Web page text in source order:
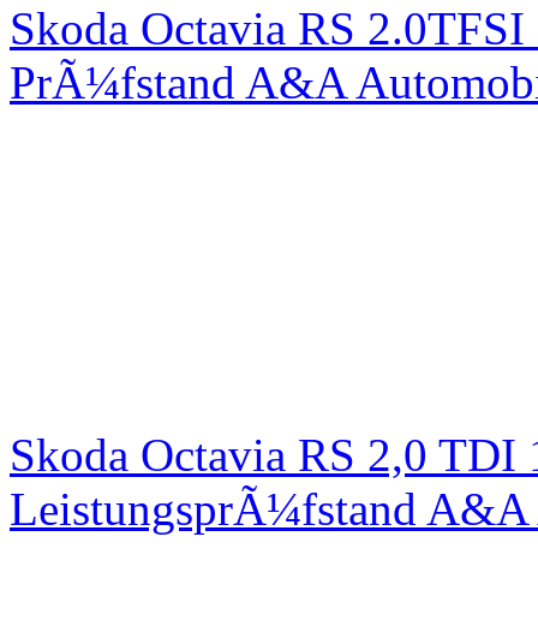
Skoda Octavia RS
PrÃ¼fstand A&A
Skoda Octavia RS 2,0
LeistungsprÃ¼fstand